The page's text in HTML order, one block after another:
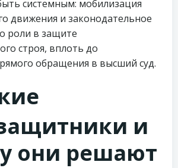
системным: мобилизация
движения и законодательное
роли в защите
строя, вплоть до
обращения в высший суд.
и
они решают